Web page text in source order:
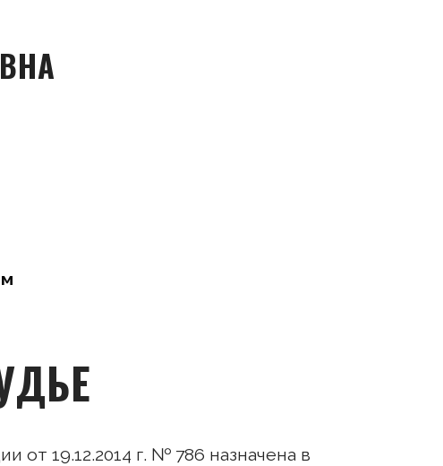
от 19.12.2014 г. № 786 назначена в